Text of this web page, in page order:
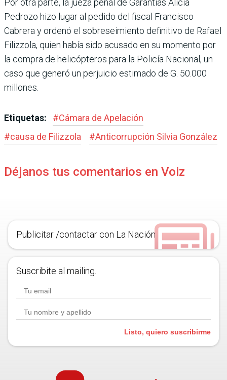
Por otra parte, la jueza penal de Garantías Alicia
Pedrozo hizo lugar al pedido del fiscal Francisco
Cabrera y ordenó el sobreseimiento definitivo de Rafael
Filizzola, quien había sido acusado en su momento por
la compra de helicópteros para la Policía Nacional, un
caso que generó un perjuicio estimado de G. 50.000
millones.
Etiquetas: #Cámara de Apelación
#causa de Filizzola #Antico­rrupción Silvia Gon­zález
Déjanos tus comentarios en Voiz
Publicitar /contactar con La Nación
Suscribite al mailing.
Listo, quiero suscribirme